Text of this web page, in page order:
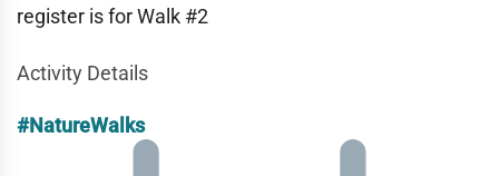
register is for Walk #2
Activity Details
#NatureWalks